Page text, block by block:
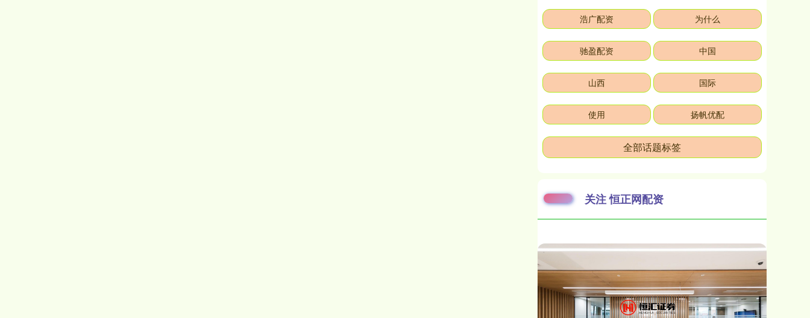
浩广配资 为什么
驰盈配资 中国
山西 国际
使用 扬帆优配
全部话题标签
关注 恒正网配资